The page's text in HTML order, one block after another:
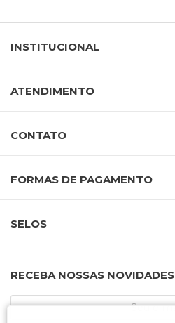
INSTITUCIONAL
ATENDIMENTO
CONTATO
FORMAS DE PAGAMENTO
SELOS
RECEBA NOSSAS NOVIDADES